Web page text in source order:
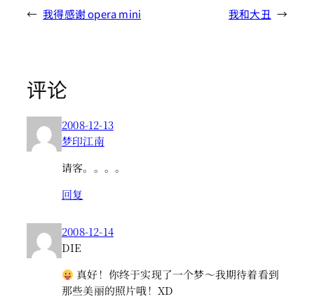
← 我得感谢 opera mini 我和大丑 →
评论
2008-12-13
梦印江南
请客。。。。
回复
2008-12-14
DIE
真好！你终于实现了一个梦～我期待着看到
那些美丽的照片哦！XD